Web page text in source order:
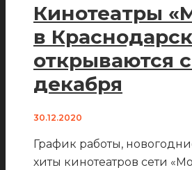
Кинотеатры
в
открываются с
декабря
30.12.2020
График работы,
хиты кинотеатров сети